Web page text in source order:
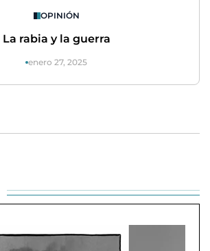
OPINIÓN
La rabia y la guerra
enero 27, 2025